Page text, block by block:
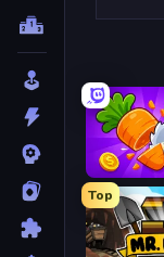
Top